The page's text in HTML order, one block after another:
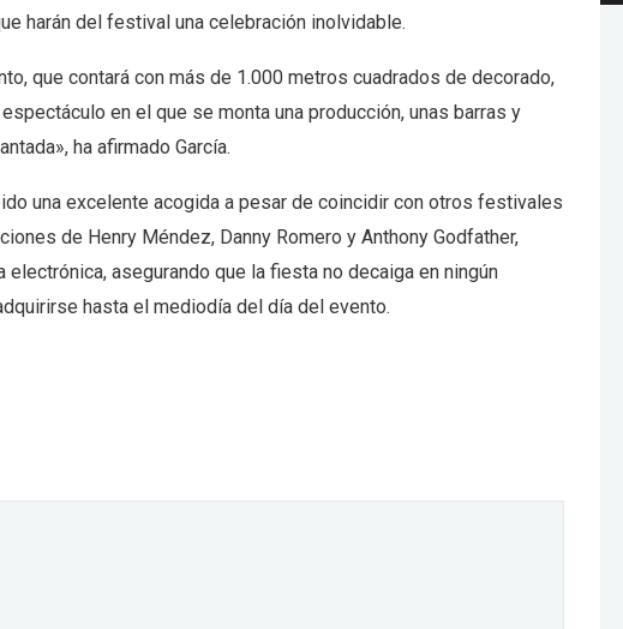
harán del festival una celebración inolvidable.
que contará con más de 1.000 metros cuadrados de decorado,
en el que se monta una producción, unas barras y
ha afirmado García.
una excelente acogida a pesar de coincidir con otros festivales
de Henry Méndez, Danny Romero y Anthony Godfather,
asegurando que la fiesta no decaiga en ningún
hasta el mediodía del día del evento.